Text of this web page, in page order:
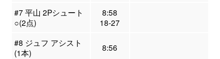
#7 平山 2Pシュート
○(2点)
8:58
18-27
#8 ジュフ アシスト
(1本)
8:56